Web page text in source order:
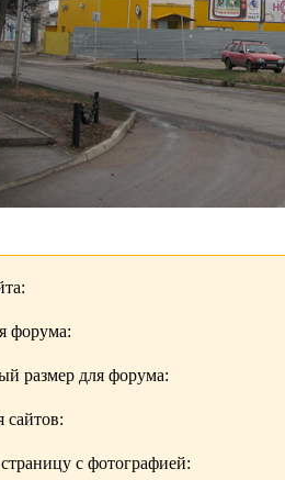
форума:
размер для форума:
сайтов:
с фотографией: